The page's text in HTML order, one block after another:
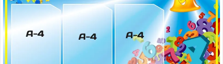
СТЕНДИ ДЛЯ ШКОЛИ
ІНШЕ